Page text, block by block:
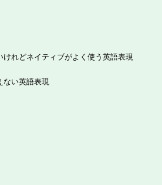
けれどネイティブがよく使う英語表現
ない英語表現